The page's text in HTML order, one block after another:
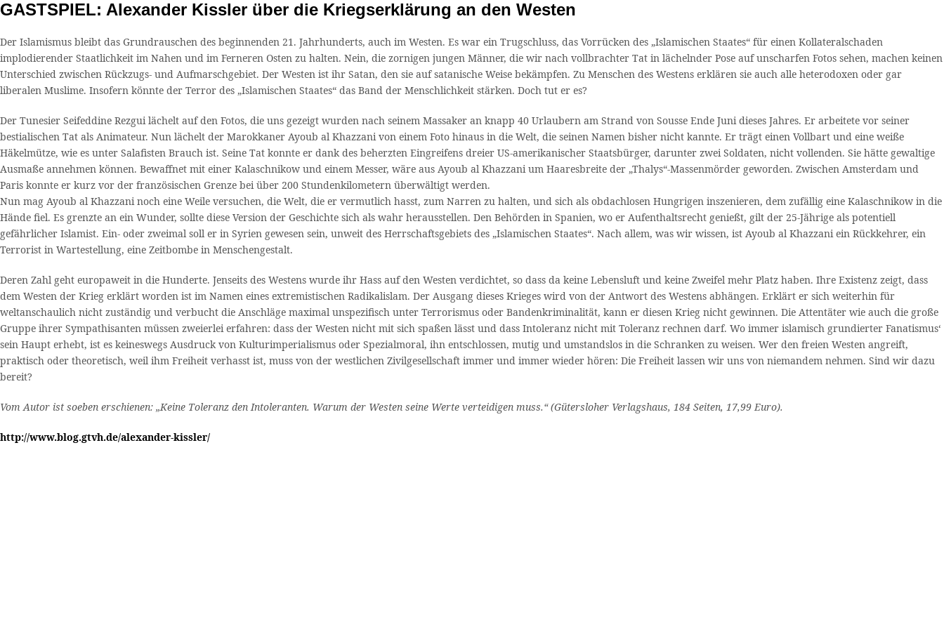
GASTSPIEL: Alexander Kissler über die Kriegserklärung an den Westen
Der Islamismus bleibt das Grundrauschen des beginnenden 21. Jahrhunderts, auch im Westen. Es war ein Trugschluss, das Vorrücken des „Islamischen Staates“ für einen Kollateralschaden
implodierender Staatlichkeit im Nahen und im Ferneren Osten zu halten. Nein, die zornigen jungen Männer, die wir nach vollbrachter Tat in lächelnder Pose auf unscharfen Fotos sehen, machen keinen
Unterschied zwischen Rückzugs- und Aufmarschgebiet. Der Westen ist ihr Satan, den sie auf satanische Weise bekämpfen. Zu Menschen des Westens erklären sie auch alle heterodoxen oder gar
liberalen Muslime. Insofern könnte der Terror des „Islamischen Staates“ das Band der Menschlichkeit stärken. Doch tut er es?
Der Tunesier Seifeddine Rezgui lächelt auf den Fotos, die uns gezeigt wurden nach seinem Massaker an knapp 40 Urlaubern am Strand von Sousse Ende Juni dieses Jahres. Er arbeitete vor seiner
bestialischen Tat als Animateur. Nun lächelt der Marokkaner Ayoub al Khazzani von einem Foto hinaus in die Welt, die seinen Namen bisher nicht kannte. Er trägt einen Vollbart und eine weiße
Häkelmütze, wie es unter Salafisten Brauch ist. Seine Tat konnte er dank des beherzten Eingreifens dreier US-amerikanischer Staatsbürger, darunter zwei Soldaten, nicht vollenden. Sie hätte gewaltige
Ausmaße annehmen können. Bewaffnet mit einer Kalaschnikow und einem Messer, wäre aus Ayoub al Khazzani um Haaresbreite der „Thalys“-Massenmörder geworden. Zwischen Amsterdam und
Paris konnte er kurz vor der französischen Grenze bei über 200 Stundenkilometern überwältigt werden.
Nun mag Ayoub al Khazzani noch eine Weile versuchen, die Welt, die er vermutlich hasst, zum Narren zu halten, und sich als obdachlosen Hungrigen inszenieren, dem zufällig eine Kalaschnikow in die
Hände fiel. Es grenzte an ein Wunder, sollte diese Version der Geschichte sich als wahr herausstellen. Den Behörden in Spanien, wo er Aufenthaltsrecht genießt, gilt der 25-Jährige als potentiell
gefährlicher Islamist. Ein- oder zweimal soll er in Syrien gewesen sein, unweit des Herrschaftsgebiets des „Islamischen Staates“. Nach allem, was wir wissen, ist Ayoub al Khazzani ein Rückkehrer, ein
Terrorist in Wartestellung, eine Zeitbombe in Menschengestalt.
Deren Zahl geht europaweit in die Hunderte. Jenseits des Westens wurde ihr Hass auf den Westen verdichtet, so dass da keine Lebensluft und keine Zweifel mehr Platz haben. Ihre Existenz zeigt, dass
dem Westen der Krieg erklärt worden ist im Namen eines extremistischen Radikalislam. Der Ausgang dieses Krieges wird von der Antwort des Westens abhängen. Erklärt er sich weiterhin für
weltanschaulich nicht zuständig und verbucht die Anschläge maximal unspezifisch unter Terrorismus oder Bandenkriminalität, kann er diesen Krieg nicht gewinnen. Die Attentäter wie auch die große
Gruppe ihrer Sympathisanten müssen zweierlei erfahren: dass der Westen nicht mit sich spaßen lässt und dass Intoleranz nicht mit Toleranz rechnen darf. Wo immer islamisch grundierter Fanatismus‘
sein Haupt erhebt, ist es keineswegs Ausdruck von Kulturimperialismus oder Spezialmoral, ihn entschlossen, mutig und umstandslos in die Schranken zu weisen. Wer den freien Westen angreift,
praktisch oder theoretisch, weil ihm Freiheit verhasst ist, muss von der westlichen Zivilgesellschaft immer und immer wieder hören: Die Freiheit lassen wir uns von niemandem nehmen. Sind wir dazu
bereit?
Vom Autor ist soeben erschienen: „Keine Toleranz den Intoleranten. Warum der Westen seine Werte verteidigen muss.“ (Gütersloher Verlagshaus, 184 Seiten, 17,99 Euro).
http://www.blog.gtvh.de/alexander-kissler/